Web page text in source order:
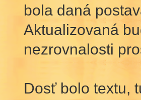
bola daná
Aktualizovaná
nezrovnalosti
Dosť bolo textu,